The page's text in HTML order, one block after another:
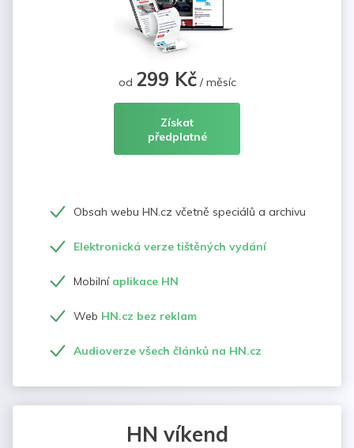
od 299 Kč/ měsíc
Získat
předplatné
Obsah webu HN.cz včetně speciálů a archivu
Elektronická verze tištěných vydání
Mobilní aplikace HN
Web HN.cz bez reklam
Audioverze všech článků na HN.cz
HN víkend